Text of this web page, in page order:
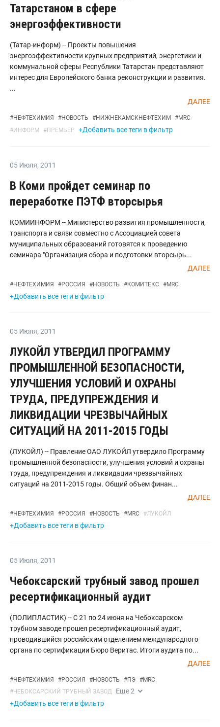
Татарстаном в сфере
энергоэффективности
(Татар-информ) -- Проекты повышения
энергоэффективности крупных предприятий, энергетики и
коммунальной сферы Республики Татарстан представляют
интерес для Европейского банка реконструкции и развития.
...
ДАЛЕЕ
#НЕФТЕХИМИЯ #НОВОСТЬ #НИЖНЕКАМСКНЕФТЕХИМ #MRC
#ИНФОРМ #ПРЕМЬЕР +Добавить все теги в фильтр
05 Июля, 2011
В Коми пройдет семинар по
переработке ПЭТФ вторсырья
КОМИИНФОРМ -- Министерство развития промышленности,
транспорта и связи совместно с Ассоциацией совета
муниципальных образований готовятся к проведению
семинара "Организация сбора и подготовки вторсырь...
ДАЛЕЕ
#НЕФТЕХИМИЯ #РОССИЯ #НОВОСТЬ #КОМИТЕКС #MRC
+Добавить все теги в фильтр
05 Июля, 2011
ЛУКОЙЛ УТВЕРДИЛ ПРОГРАММУ
ПРОМЫШЛЕННОЙ БЕЗОПАСНОСТИ,
УЛУЧШЕНИЯ УСЛОВИЙ И ОХРАНЫ
ТРУДА, ПРЕДУПРЕЖДЕНИЯ И
ЛИКВИДАЦИИ ЧРЕЗВЫЧАЙНЫХ
СИТУАЦИЙ НА 2011-2015 ГОДЫ
(ЛУКОЙЛ) -- Правление ОАО ЛУКОЙЛ утвердило Программу
промышленной безопасности, улучшения условий и охраны
труда, предупреждения и ликвидации чрезвычайных
ситуаций на 2011-2015 годы. Общий объем финан...
ДАЛЕЕ
#НЕФТЕХИМИЯ #РОССИЯ #НОВОСТЬ #MRC #ЛУКОЙЛ
+Добавить все теги в фильтр
05 Июля, 2011
Чебоксарский трубный завод прошел
ресертификационный аудит
(ПОЛИПЛАСТИК) -- C 21 по 24 июня на Чебоксарском
трубном заводе прошел ресертификационный аудит,
проводившийся российским отделением международного
органа по сертификации Бюро Веритас. Итоги аудита по...
ДАЛЕЕ
#НЕФТЕХИМИЯ #РОССИЯ #НОВОСТЬ #ПЭ #MRC
#ЧЕБОКСАРСКИЙ ТРУБНЫЙ ЗАВОД Еще2
+Добавить все теги в фильтр